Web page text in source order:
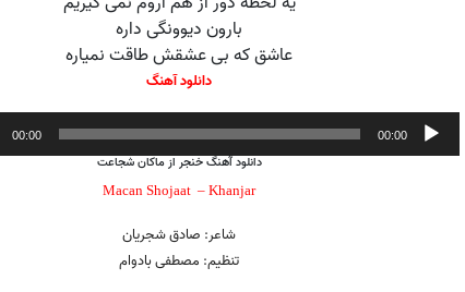
بارون دیوونگی داره
عاشق که بی عشقش طاقت نمیاره
دانلود آهنگ
پخش‌کننده
صوت
00:00
00:00
دانلود آهنگ خنجر از ماکان شجاعت
Macan Shojaat –Khanjar
شاعر: صادق شجریان
تنظیم: مصطفی بادوام